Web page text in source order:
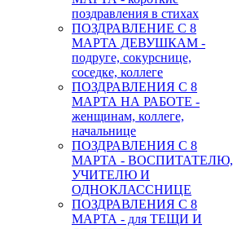
поздравления в стихах
ПОЗДРАВЛЕНИЕ С 8
МАРТА ДЕВУШКАМ -
подруге, сокурснице,
соседке, коллеге
ПОЗДРАВЛЕНИЯ С 8
МАРТА НА РАБОТЕ -
женщинам, коллеге,
начальнице
ПОЗДРАВЛЕНИЯ С 8
МАРТА - ВОСПИТАТЕЛЮ,
УЧИТЕЛЮ И
ОДНОКЛАССНИЦЕ
ПОЗДРАВЛЕНИЯ С 8
МАРТА - для ТЕЩИ И